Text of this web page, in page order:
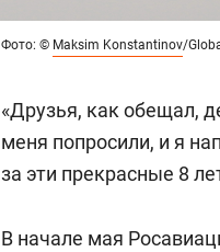
Фото: © Maksim Konstantinov/
«Друзья, как обещал,
меня попросили, и я
за эти прекрасные 8
В начале мая